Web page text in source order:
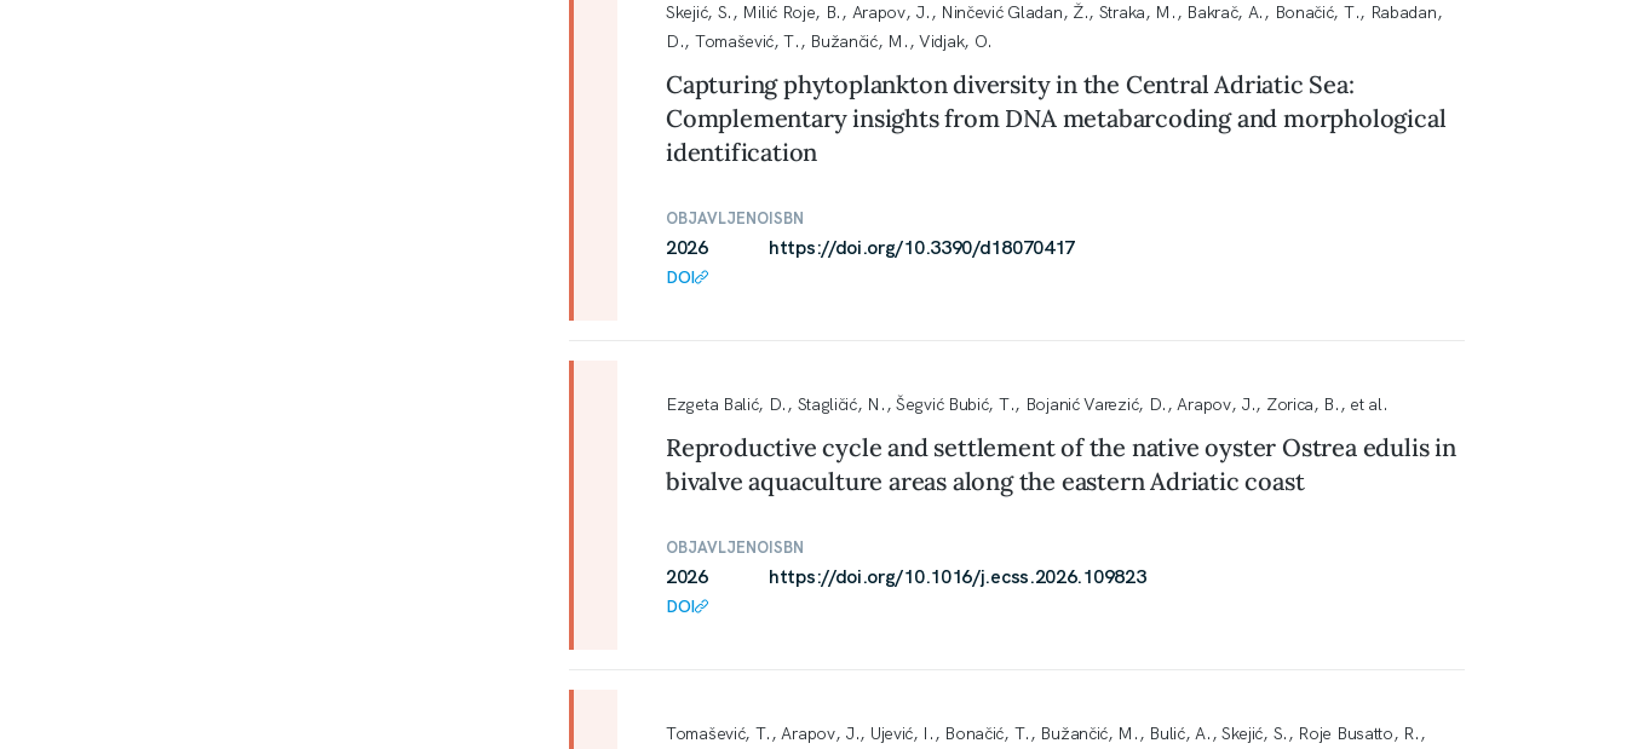
Skejić, S., Milić Roje, B., Arapov, J., Ninčević Gladan, Ž., Straka, M., Bakrač, A., Bonačić, T., Rabadan,
D., Tomašević, T., Bužančić, M., Vidjak, O.
Capturing phytoplankton diversity in the Central Adriatic Sea:
Complementary insights from DNA metabarcoding and morphological
identification
OBJAVLJENO
2026
DOI
ISBN
https://doi.org/10.3390/d18070417
Ezgeta Balić, D., Stagličić, N., Šegvić Bubić, T., Bojanić Varezić, D., Arapov, J., Zorica, B., et al.
Reproductive cycle and settlement of the native oyster Ostrea edulis in
bivalve aquaculture areas along the eastern Adriatic coast
OBJAVLJENO
2026
DOI
ISBN
https://doi.org/10.1016/j.ecss.2026.109823
Tomašević, T., Arapov, J., Ujević, I., Bonačić, T., Bužančić, M., Bulić, A., Skejić, S., Roje Busatto, R.,